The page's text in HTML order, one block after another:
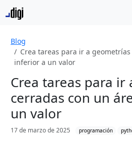
Blog
Crea tareas para ir a
inferior a un valor
Crea tareas para
cerradas con un
un valor
17 de marzo de 2025 programación